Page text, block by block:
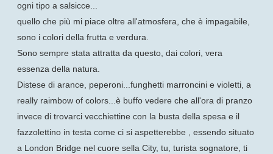
ogni tipo a salsicce...
quello che più mi piace oltre all'atmosfera, che è impagabile,
sono i colori della frutta e verdura.
Sono sempre stata attratta da questo, dai colori, vera
essenza della natura.
Distese di arance, peperoni...funghetti marroncini e violetti, a
really raimbow of colors...è buffo vedere che all'ora di pranzo
invece di trovarci vecchiettine con la busta della spesa e il
fazzolettino in testa come ci si aspetterebbe , essendo situato
a London Bridge nel cuore sella City, tu, turista sognatore, ti